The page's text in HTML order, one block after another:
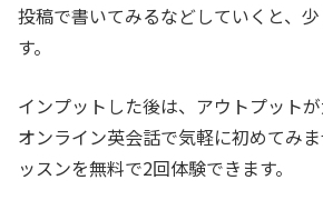
投稿で書いてみるなどしていくと、
す。
インプットした後は、アウトプットが
オンライン英会話で気軽に初めてみ
ッスンを無料で2回体験できます。